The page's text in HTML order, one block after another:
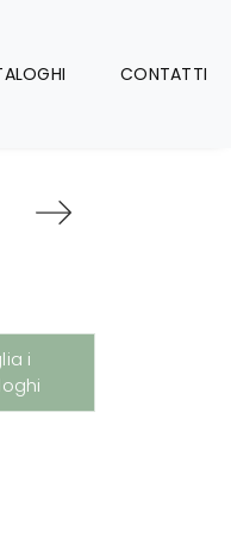
CONTATTI
i